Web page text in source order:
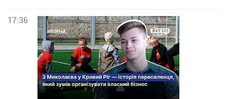
17:36